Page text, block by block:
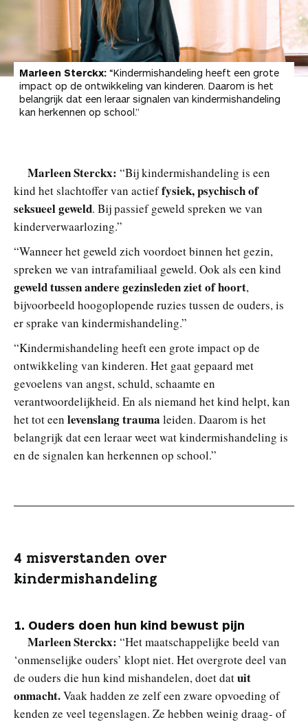
Marleen Sterckx: “Kindermishandeling heeft een grote
impact op de ontwikkeling van kinderen. Daarom is het
belangrijk dat een leraar signalen van kindermishandeling
kan herkennen op school.”
Marleen Sterckx: “Bij kindermishandeling is een
kind het slachtoffer van actieffysiek, psychisch of
seksueel geweld. Bij passief geweld spreken we van
kinderverwaarlozing.”
“Wanneer het geweld zich voordoet binnen het gezin,
spreken we van intrafamiliaal geweld. Ook als een kind
geweld tussen andere gezinsleden ziet of hoort,
bijvoorbeeld hoogoplopende ruzies tussen de ouders, is
er sprake van kindermishandeling.”
“Kindermishandeling heeft een grote impact op de
ontwikkeling van kinderen. Het gaat gepaard met
gevoelens van angst, schuld, schaamte en
verantwoordelijkheid. En als niemand het kind helpt, kan
het tot een levenslang trauma leiden. Daarom is het
belangrijk dat een leraar weet wat kindermishandeling is
en de signalen kan herkennen op school.”
4 misverstanden over
kindermishandeling
1. Ouders doen hun kind bewust pijn
Marleen Sterckx: “Het maatschappelijke beeld van
‘onmenselijke ouders’ klopt niet. Het overgrote deel van
de ouders die hun kind mishandelen, doet datuit
onmacht.Vaak hadden ze zelf een zware opvoeding of
kenden ze veel tegenslagen. Ze hebben weinig draag- of